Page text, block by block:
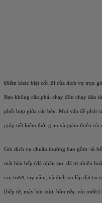
Điểm khác biệt cốt lõi của dịch vụ trọn
Bạn không cần phải chạy đôn chạy đáo
phối hợp giữa các bên. Mọi vấn đề phát
giúp tiết kiệm thời gian và giảm thiểu rủi
Gói dịch vụ chuẩn thường bao gồm: tủ
mặt bàn bếp (đá nhân tạo, đá tự nhiên
ray trượt, tay nắm; và dịch vụ lắp đặt tại
(bếp từ, máy hút mùi, bồn rửa, vòi